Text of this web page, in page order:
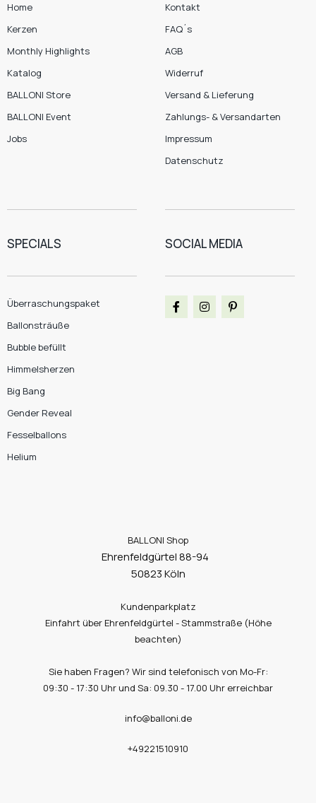
Home
Kerzen
Monthly Highlights
Katalog
BALLONI Store
BALLONI Event
Jobs
Kontakt
FAQ´s
AGB
Widerruf
Versand & Lieferung
Zahlungs- & Versandarten
Impressum
Datenschutz
SPECIALS
Überraschungspaket
Ballonsträuße
Bubble befüllt
Himmelsherzen
Big Bang
Gender Reveal
Fesselballons
Helium
SOCIAL MEDIA
BALLONI Shop
Ehrenfeldgürtel 88-94
50823 Köln
Kundenparkplatz
Einfahrt über Ehrenfeldgürtel - Stammstraße (Höhe
beachten)
Sie haben Fragen? Wir sind telefonisch von Mo-Fr:
09:30 - 17:30 Uhr und Sa: 09.30 - 17.00 Uhr erreichbar
info@balloni.de
+49221510910